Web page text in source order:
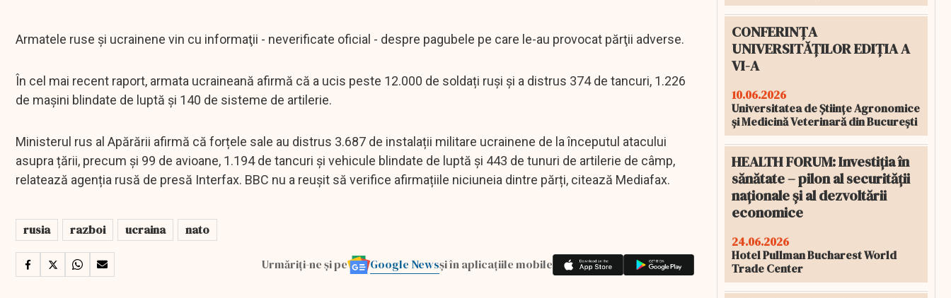
Armatele ruse şi ucrainene vin cu informaţii - neverificate oficial - despre pagubele pe care le-au provocat părţii adverse.
În cel mai recent raport, armata ucraineană afirmă că a ucis peste 12.000 de soldați ruși și a distrus 374 de tancuri, 1.226
de mașini blindate de luptă și 140 de sisteme de artilerie.
Ministerul rus al Apărării afirmă că forțele sale au distrus 3.687 de instalații militare ucrainene de la începutul atacului
asupra țării, precum și 99 de avioane, 1.194 de tancuri și vehicule blindate de luptă și 443 de tunuri de artilerie de câmp,
relatează agenția rusă de presă Interfax. BBC nu a reușit să verifice afirmațiile niciuneia dintre părți, citează Mediafax.
rusia razboi ucraina nato
Urmăriți-ne și pe Google Newsși în aplicațiile mobile
CONFERINȚA
UNIVERSITĂȚILOR EDIȚIA A
VI-A
10.06.2026
Universitatea de Științe Agronomice
și Medicină Veterinară din București
HEALTH FORUM: Investiția în
sănătate – pilon al securității
naționale și al dezvoltării
economice
24.06.2026
Hotel Pullman Bucharest World
Trade Center